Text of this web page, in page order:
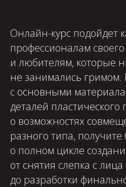
Онлайн-курс подойдет
профессионалам своего
и любителям, которые
не занимались гримом.
с основными
деталей пластического
о возможностях
разного типа,
о полном цикле
от снятия слепка с лица
до разработки